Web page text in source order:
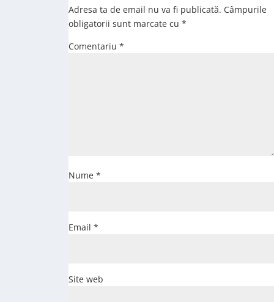
Adresa ta de email nu va fi publicată. Câmpurile
obligatorii sunt marcate cu *
Comentariu *
Nume *
Email *
Site web